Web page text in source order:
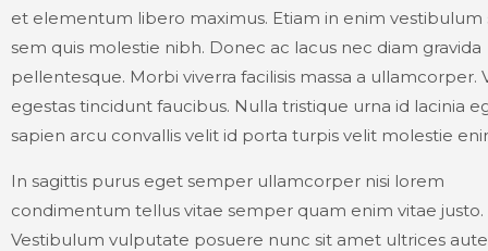
et elementum libero maximus. Etiam in enim vestibulum
sem quis molestie nibh. Donec ac lacus nec diam gravida
pellentesque. Morbi viverra facilisis massa a ullamcorper.
egestas tincidunt faucibus. Nulla tristique urna id lacinia
sapien arcu convallis velit id porta turpis velit molestie
In sagittis purus eget semper ullamcorper nisi lorem
condimentum tellus vitae semper quam enim vitae justo.
Vestibulum vulputate posuere nunc sit amet ultrices